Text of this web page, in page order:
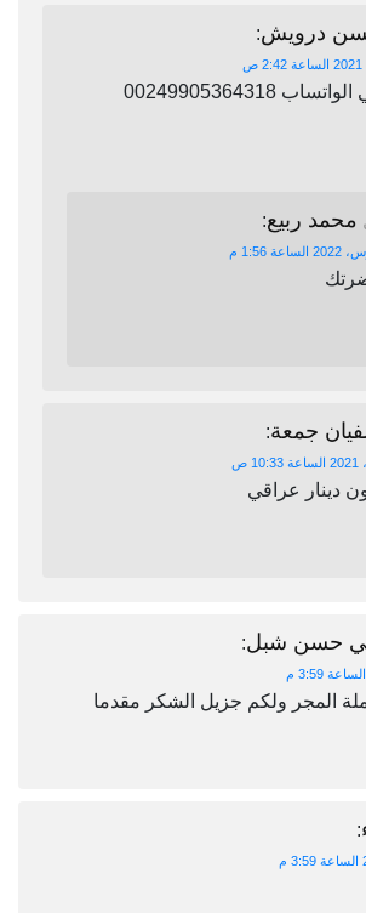
درويش:
محمد ربيع:
جمعة:
حسن شبل:
المجر ولكم جزيل الشكر مقدما
: